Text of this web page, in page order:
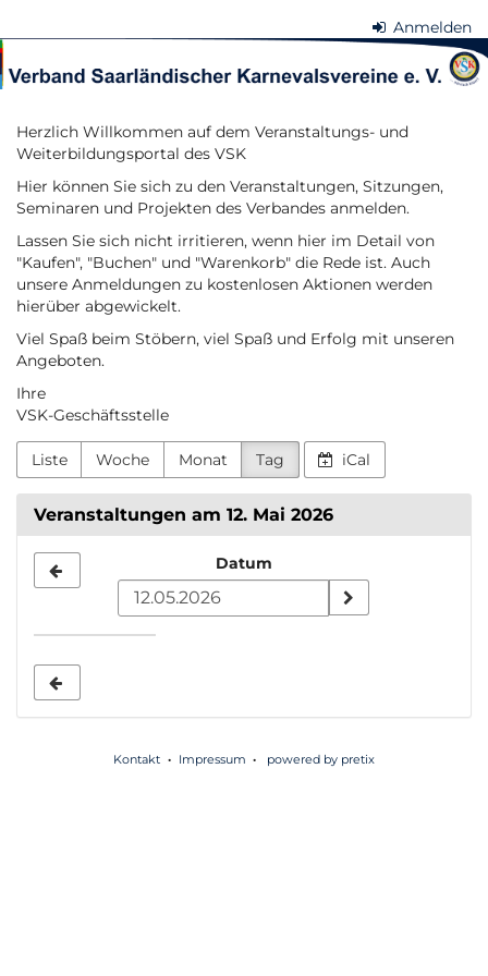
Haupt-
Inhalt
springen
Anmelden
Verband
Saarländischer
Karnevalsvereine
e.
V.
Herzlich Willkommen auf dem Veranstaltungs- und
Weiterbildungsportal des VSK
Hier können Sie sich zu den Veranstaltungen, Sitzungen,
Seminaren und Projekten des Verbandes anmelden.
Lassen Sie sich nicht irritieren, wenn hier im Detail von
"Kaufen", "Buchen" und "Warenkorb" die Rede ist. Auch
unsere Anmeldungen zu kostenlosen Aktionen werden
hierüber abgewickelt.
Viel Spaß beim Stöbern, viel Spaß und Erfolg mit unseren
Angeboten.
Ihre
VSK-Geschäftsstelle
Liste Woche Monat Tag iCal
Veranstaltungen am 12. Mai 2026
zur
Anzeige
Datum
Kontakt Impressum powered by pretix